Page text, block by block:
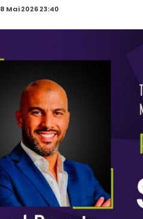
8 Mai 2026 23:40